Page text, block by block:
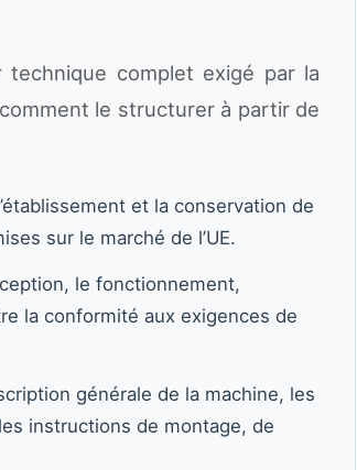
technique complet exigé par la
le structurer à partir de
et la conservation de
sur le marché de l’UE.
le fonctionnement,
la conformité aux exigences de
générale de la machine, les
instructions de montage, de